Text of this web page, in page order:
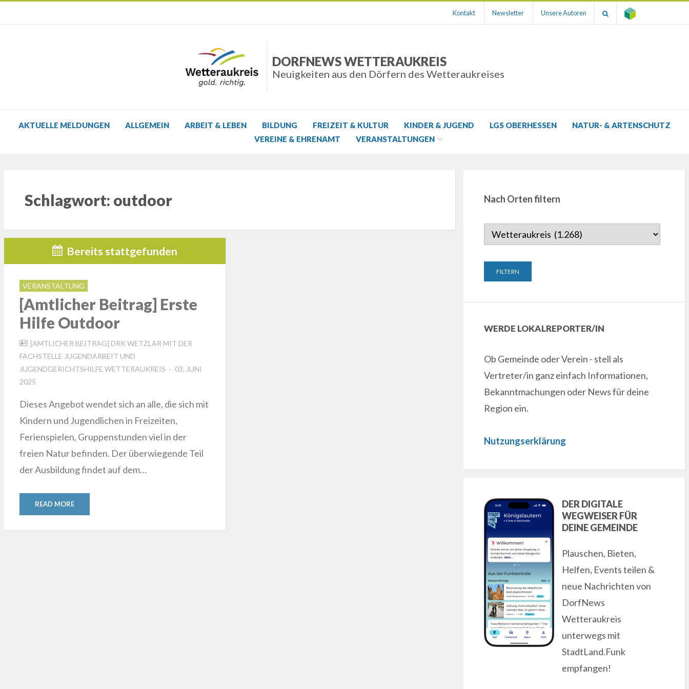
Kontakt Newsletter Unsere Autoren
DORFNEWS WETTERAUKREIS
Neuigkeiten aus den Dörfern des Wetteraukreises
AKTUELLE MELDUNGEN ALLGEMEIN ARBEIT & LEBEN BILDUNG FREIZEIT & KULTUR KINDER & JUGEND LGS OBERHESSEN
NATUR- & ARTENSCHUTZ
VEREINE & EHRENAMT
VERANSTALTUNGEN
Schlagwort: outdoor
Bereits stattgefunden
VERANSTALTUNG
[Amtlicher Beitrag] Erste
Hilfe Outdoor
[AMTLICHER BEITRAG] DRK WETZLAR MIT DER
FACHSTELLE JUGENDARBEIT UND
JUGENDGERICHTSHILFE WETTERAUKREIS
POSTED
03. JUNI
2025
Dieses Angebot wendet sich an alle, die sich mit
Kindern und Jugendlichen in Freizeiten,
Ferienspielen, Gruppenstunden viel in der
freien Natur befinden. Der überwiegende Teil
der Ausbildung findet auf dem…
READ MORE
Nach Orten filtern
WERDE LOKALREPORTER/IN
Ob Gemeinde oder Verein - stell als
Vertreter/in ganz einfach Informationen,
Bekanntmachungen oder News für deine
Region ein.
Nutzungserklärung
DER DIGITALE
WEGWEISER FÜR
DEINE GEMEINDE
Plauschen, Bieten,
Helfen, Events teilen &
neue Nachrichten von
DorfNews
Wetteraukreis
unterwegs mit
StadtLand.Funk
empfangen!